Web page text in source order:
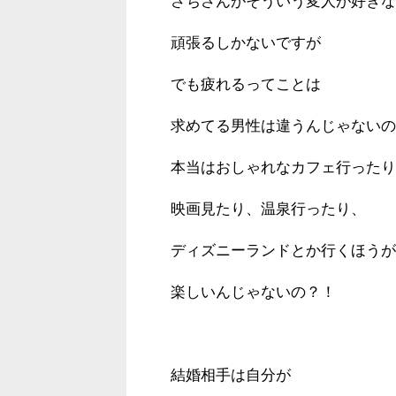
頑張るしかないですが
でも疲れるってことは
求めてる男性は違うんじゃないの
本当はおしゃれなカフェ行ったり
映画見たり、温泉行ったり、
ディズニーランドとか行くほうが
楽しいんじゃないの？！
結婚相手は自分が